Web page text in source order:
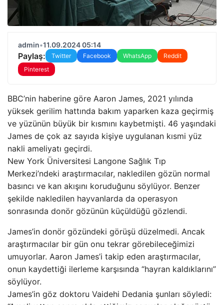
admin•11.09.2024 05:14
Paylaş: Twitter Facebook WhatsApp
Reddit
Pinterest
BBC’nin haberine göre Aaron James, 2021 yılında
yüksek gerilim hattında bakım yaparken kaza geçirmiş
ve yüzünün büyük bir kısmını kaybetmişti. 46 yaşındaki
James de çok az sayıda kişiye uygulanan kısmi yüz
nakli ameliyatı geçirdi.
New York Üniversitesi Langone Sağlık Tıp
Merkezi’ndeki araştırmacılar, nakledilen gözün normal
basıncı ve kan akışını koruduğunu söylüyor. Benzer
şekilde nakledilen hayvanlarda da operasyon
sonrasında donör gözünün küçüldüğü gözlendi.
James’in donör gözündeki görüşü düzelmedi. Ancak
araştırmacılar bir gün onu tekrar görebileceğimizi
umuyorlar. Aaron James’i takip eden araştırmacılar,
onun kaydettiği ilerleme karşısında “hayran kaldıklarını”
söylüyor.
James’in göz doktoru Vaidehi Dedania şunları söyledi: